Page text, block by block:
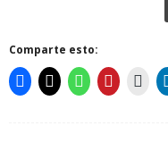
Comparte esto: